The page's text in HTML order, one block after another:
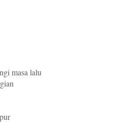
masa lalu